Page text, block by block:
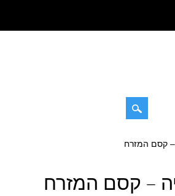
– קסם המזרח
– קסם המזרח